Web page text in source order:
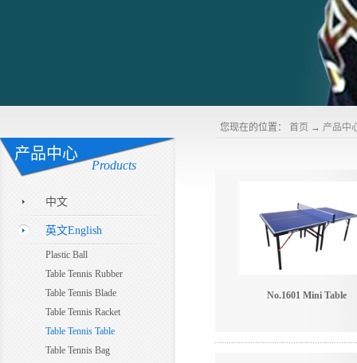
产品中心
Products
中文
英文English
Plastic Ball
Table Tennis Rubber
Table Tennis Blade
Table Tennis Racket
Table Tennis Table
Table Tennis Bag
您现在的位置： 首页 → 产品中
No.1601 Mini Table